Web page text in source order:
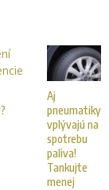
Aj
pneumatiky
vplývajú na
spotrebu
paliva!
Tankujte
menej